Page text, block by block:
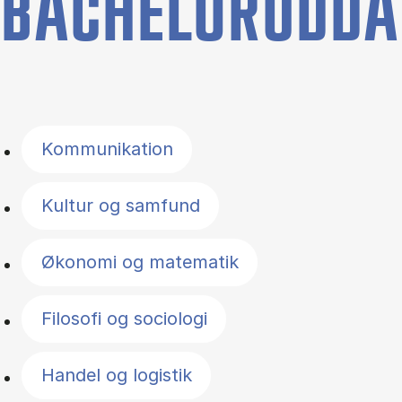
Kommunikation
Kultur og samfund
Økonomi og matematik
Filosofi og sociologi
Handel og logistik